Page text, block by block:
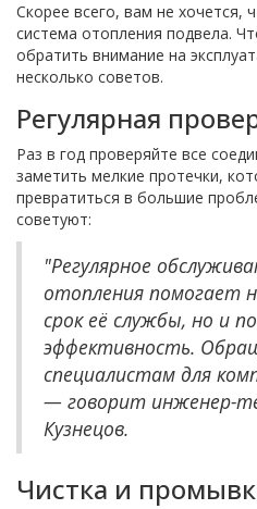
Скорее всего, вам не хочется,
система отопления подвела.
обратить внимание на
несколько советов.
Регулярная
Раз в год проверяйте все
заметить мелкие протечки,
превратиться в большие
советуют:
"Регулярное
отопления помогает
срок её службы, но и
эффективность.
специалистам для
— говорит инженер-
Кузнецов.
Чистка и